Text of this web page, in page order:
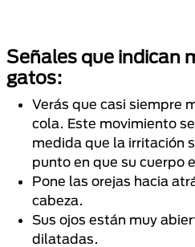
Señales que indican
gatos:
Verás que casi siempre
cola. Este movimiento
medida que la irritación
punto en que su cuerpo
Pone las orejas hacia
cabeza.
Sus ojos están muy
dilatadas.